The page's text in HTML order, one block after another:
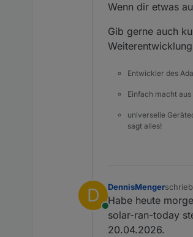
Wenn dir etwas
Gib gerne auch
Entwickler des
Einfach macht
universelle
sagt alles!
D
Online
DennisMenger
zuletzt
Habe heute
solar-ran-today
20.04.2026.